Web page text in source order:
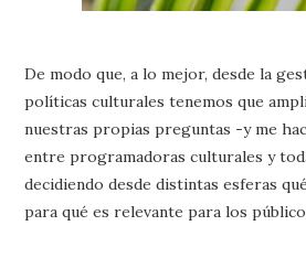
De modo que, a lo mejor, desde la
políticas culturales tenemos que
nuestras propias preguntas -y me
entre programadoras culturales y
decidiendo desde distintas esferas
para qué es relevante para los